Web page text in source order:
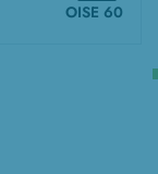
OISE 60